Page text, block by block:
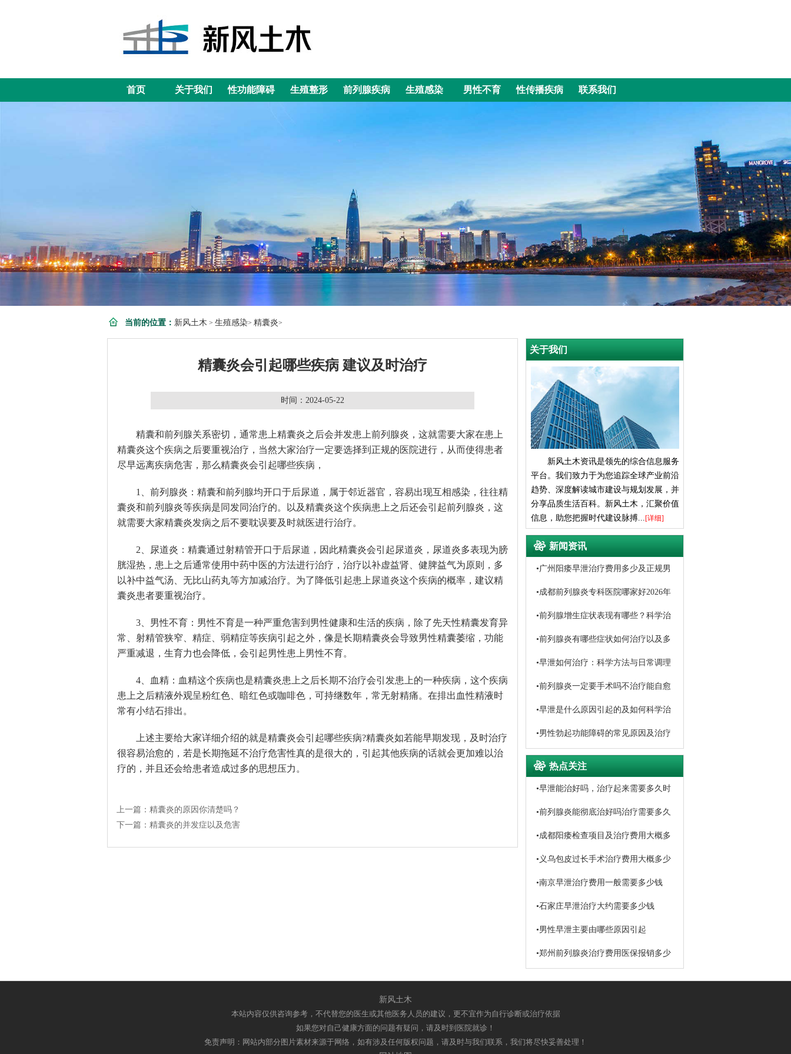
首页 关于我们 性功能障碍 生殖整形 前列腺疾病 生殖感染 男性不育 性传播疾病 联系我们
当前的位置： 新风土木 > 生殖感染> 精囊炎>
精囊炎会引起哪些疾病 建议及时治疗
时间：2024-05-22
精囊和前列腺关系密切，通常患上精囊炎之后会并发患上前列腺炎，这就需要大家在患上
精囊炎这个疾病之后要重视治疗，当然大家治疗一定要选择到正规的医院进行，从而使得患者
尽早远离疾病危害，那么精囊炎会引起哪些疾病，
1、前列腺炎：精囊和前列腺均开口于后尿道，属于邻近器官，容易出现互相感染，往往精
囊炎和前列腺炎等疾病是同发同治疗的。以及精囊炎这个疾病患上之后还会引起前列腺炎，这
就需要大家精囊炎发病之后不要耽误要及时就医进行治疗。
2、尿道炎：精囊通过射精管开口于后尿道，因此精囊炎会引起尿道炎，尿道炎多表现为膀
胱湿热，患上之后通常使用中药中医的方法进行治疗，治疗以补虚益肾、健脾益气为原则，多
以补中益气汤、无比山药丸等方加减治疗。为了降低引起患上尿道炎这个疾病的概率，建议精
囊炎患者要重视治疗。
3、男性不育：男性不育是一种严重危害到男性健康和生活的疾病，除了先天性精囊发育异
常、射精管狭窄、精症、弱精症等疾病引起之外，像是长期精囊炎会导致男性精囊萎缩，功能
严重减退，生育力也会降低，会引起男性患上男性不育。
4、血精：血精这个疾病也是精囊炎患上之后长期不治疗会引发患上的一种疾病，这个疾病
患上之后精液外观呈粉红色、暗红色或咖啡色，可持继数年，常无射精痛。在排出血性精液时
常有小结石排出。
上述主要给大家详细介绍的就是精囊炎会引起哪些疾病?精囊炎如若能早期发现，及时治疗
很容易治愈的，若是长期拖延不治疗危害性真的是很大的，引起其他疾病的话就会更加难以治
疗的，并且还会给患者造成过多的思想压力。
上一篇： 精囊炎的原因你清楚吗？
下一篇： 精囊炎的并发症以及危害
关于我们
新风土木资讯是领先的综合信息服务
平台。我们致力于为您追踪全球产业前沿
趋势、深度解读城市建设与规划发展，并
分享品质生活百科。新风土木，汇聚价值
信息，助您把握时代建设脉搏... [详细]
新闻资讯
• 广州阳痿早泄治疗费用多少及正规男
•成都前列腺炎专科医院哪家好2026年
•前列腺增生症状表现有哪些？科学治
•前列腺炎有哪些症状如何治疗以及多
•早泄如何治疗：科学方法与日常调理
•前列腺炎一定要手术吗不治疗能自愈
•早泄是什么原因引起的及如何科学治
•男性勃起功能障碍的常见原因及治疗
方法
热点关注
•早泄能治好吗，治疗起来需要多久时
•前列腺炎能彻底治好吗治疗需要多久
•成都阳痿检查项目及治疗费用大概多
• 义乌包皮过长手术治疗费用大概多少
•南京早泄治疗费用一般需要多少钱
•石家庄早泄治疗大约需要多少钱
•男性早泄主要由哪些原因引起
•郑州前列腺炎治疗费用医保报销多少
新风土木
本站内容仅供咨询参考，不代替您的医生或其他医务人员的建议，更不宜作为自行诊断或治疗依据
如果您对自己健康方面的问题有疑问，请及时到医院就诊！
免责声明：网站内部分图片素材来源于网络，如有涉及任何版权问题，请及时与我们联系，我们将尽快妥善处理！